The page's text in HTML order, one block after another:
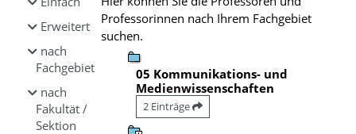
Erweitert
nach
Fachgebiet
nach
Fakultät /
Sektion
Professorinnen nach Ihrem Fachgebiet
suchen.
05 Kommunikations- und
Medienwissenschaften
2 Einträge